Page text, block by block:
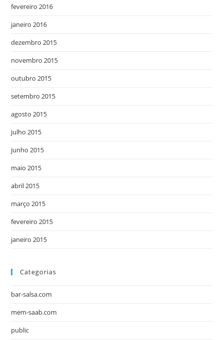
fevereiro 2016
janeiro 2016
dezembro 2015
novembro 2015
outubro 2015
setembro 2015
agosto 2015
julho 2015
junho 2015
maio 2015
abril 2015
março 2015
fevereiro 2015
janeiro 2015
Categorias
bar-salsa.com
mem-saab.com
public